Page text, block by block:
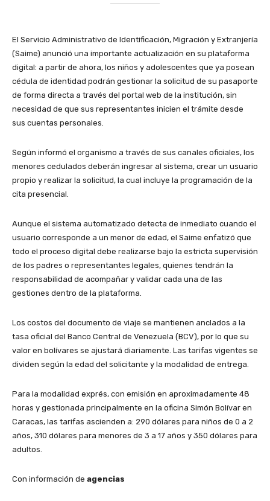
El Servicio Administrativo de Identificación, Migración y Extranjería
(Saime) anunció una importante actualización en su plataforma
digital: a partir de ahora, los niños y adolescentes que ya posean
cédula de identidad podrán gestionar la solicitud de su pasaporte
de forma directa a través del portal web de la institución, sin
necesidad de que sus representantes inicien el trámite desde
sus cuentas personales.
​Según informó el organismo a través de sus canales oficiales, los
menores cedulados deberán ingresar al sistema, crear un usuario
propio y realizar la solicitud, la cual incluye la programación de la
cita presencial.
​Aunque el sistema automatizado detecta de inmediato cuando el
usuario corresponde a un menor de edad, el Saime enfatizó que
todo el proceso digital debe realizarse bajo la estricta supervisión
de los padres o representantes legales, quienes tendrán la
responsabilidad de acompañar y validar cada una de las
gestiones dentro de la plataforma.
​Los costos del documento de viaje se mantienen anclados a la
tasa oficial del Banco Central de Venezuela (BCV), por lo que su
valor en bolívares se ajustará diariamente. Las tarifas vigentes se
dividen según la edad del solicitante y la modalidad de entrega.
Para la modalidad exprés, con emisión en aproximadamente 48
horas y gestionada principalmente en la oficina Simón Bolívar en
Caracas, las tarifas ascienden a: 290 dólares para niños de 0 a 2
años, 310 dólares para menores de 3 a 17 años y 350 dólares para
adultos.
Con información de agencias